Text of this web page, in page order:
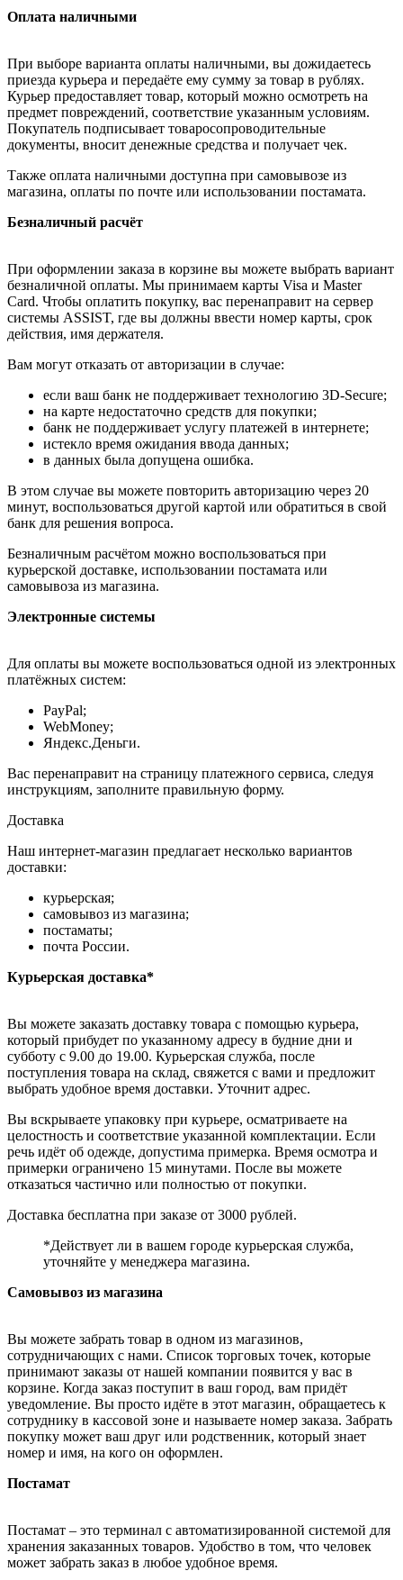
Оплата наличными
При выборе варианта оплаты наличными, вы дожидаетесь
приезда курьера и передаёте ему сумму за товар в рублях.
Курьер предоставляет товар, который можно осмотреть на
предмет повреждений, соответствие указанным условиям.
Покупатель подписывает товаросопроводительные
документы, вносит денежные средства и получает чек.
Также оплата наличными доступна при самовывозе из
магазина, оплаты по почте или использовании постамата.
Безналичный расчёт
При оформлении заказа в корзине вы можете выбрать вариант
безналичной оплаты. Мы принимаем карты Visa и Master
Card. Чтобы оплатить покупку, вас перенаправит на сервер
системы ASSIST, где вы должны ввести номер карты, срок
действия, имя держателя.
Вам могут отказать от авторизации в случае:
если ваш банк не поддерживает технологию 3D-Secure;
на карте недостаточно средств для покупки;
банк не поддерживает услугу платежей в интернете;
истекло время ожидания ввода данных;
в данных была допущена ошибка.
В этом случае вы можете повторить авторизацию через 20
минут, воспользоваться другой картой или обратиться в свой
банк для решения вопроса.
Безналичным расчётом можно воспользоваться при
курьерской доставке, использовании постамата или
самовывоза из магазина.
Электронные системы
Для оплаты вы можете воспользоваться одной из электронных
платёжных систем:
PayPal;
WebMoney;
Яндекс.Деньги.
Вас перенаправит на страницу платежного сервиса, следуя
инструкциям, заполните правильную форму.
Доставка
Наш интернет-магазин предлагает несколько вариантов
доставки:
курьерская;
самовывоз из магазина;
постаматы;
почта России.
Курьерская доставка*
Вы можете заказать доставку товара с помощью курьера,
который прибудет по указанному адресу в будние дни и
субботу с 9.00 до 19.00. Курьерская служба, после
поступления товара на склад, свяжется с вами и предложит
выбрать удобное время доставки. Уточнит адрес.
Вы вскрываете упаковку при курьере, осматриваете на
целостность и соответствие указанной комплектации. Если
речь идёт об одежде, допустима примерка. Время осмотра и
примерки ограничено 15 минутами. После вы можете
отказаться частично или полностью от покупки.
Доставка бесплатна при заказе от 3000 рублей.
*Действует ли в вашем городе курьерская служба,
уточняйте у менеджера магазина.
Самовывоз из магазина
Вы можете забрать товар в одном из магазинов,
сотрудничающих с нами. Список торговых точек, которые
принимают заказы от нашей компании появится у вас в
корзине. Когда заказ поступит в ваш город, вам придёт
уведомление. Вы просто идёте в этот магазин, обращаетесь к
сотруднику в кассовой зоне и называете номер заказа. Забрать
покупку может ваш друг или родственник, который знает
номер и имя, на кого он оформлен.
Постамат
Постамат – это терминал с автоматизированной системой для
хранения заказанных товаров. Удобство в том, что человек
может забрать заказ в любое удобное время.